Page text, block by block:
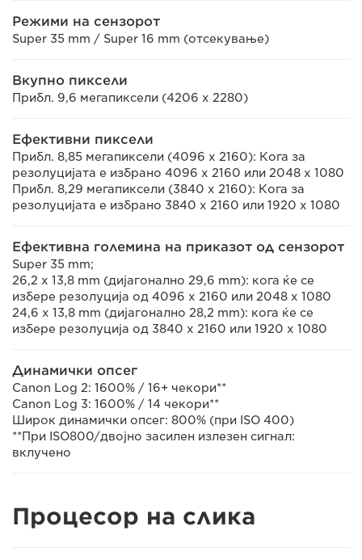
Режими на сензорот
Super 35 mm / Super 16 mm (отсекување)
Вкупно пиксели
Прибл. 9,6 мегапиксели (4206 x 2280)
Ефективни пиксели
Прибл. 8,85 мегапиксели (4096 x 2160): Кога за
резолуцијата е избрано 4096 x 2160 или 2048 x 1080
Прибл. 8,29 мегапиксели (3840 x 2160): Кога за
резолуцијата е избрано 3840 x 2160 или 1920 x 1080
Ефективна големина на приказот од сензорот
Super 35 mm;
26,2 x 13,8 mm (дијагонално 29,6 mm): кога ќе се
избере резолуција од 4096 x 2160 или 2048 x 1080
24,6 x 13,8 mm (дијагонално 28,2 mm): кога ќе се
избере резолуција од 3840 x 2160 или 1920 x 1080
Динамички опсег
Canon Log 2: 1600% / 16+ чекори**
Canon Log 3: 1600% / 14 чекори**
Широк динамички опсег: 800% (при ISO 400)
**При ISO800/двојно засилен излезен сигнал:
вклучено
Процесор на слика